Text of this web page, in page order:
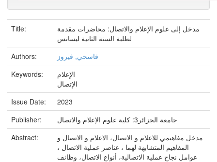
Title:
مدخل إلى علوم الإعلام والاتصال: محاضرات مقدمة
لطلبة السنة الثانية ليسانس
Authors:
قاسحي, فيروز
Keywords:
الإعلام
الإتصال
Issue Date:
2023
Publisher:
جامعة الجزائر3: كلية علوم الإعلام والاتصال
Abstract:
مدخل مفاهيمي للاعلام و الاتصال، الاعلام و الاتصال و
المفاهيم المتشابهة لهما ، عناصر عملية الاتصال ،
عوامل نجاح عملية الاتصالية، أنواع الاتصال، وظائف